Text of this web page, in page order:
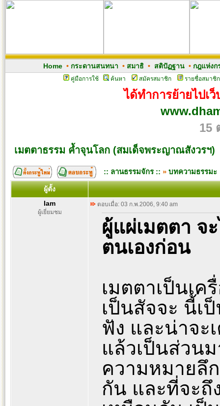
Home• กระดานสนทนา • สมาธิ• สติปัฏฐาน• กฎแห่งก
คู่มือการใช้ ค้นหา สมัครสมาชิก รายชื่อสมาชิก
ได้ทำการย้ายไปเ
15
เมตตาธรรม ค้ำจุนโลก (สมเด็จพระญาณสังวรฯ)
:: ลานธรรมจักร :: » บทความธรรมะ
ผู้ตั้ง
Iam
ผู้เยี่ยมชม
ตอบเมื่อ: 03 ก.พ.2006, 9:40 am
ผู้แผ่เมตตา จ
ตนเองก่อน
เมตตาเป็นเ
เป็นสัจจะ นี้เ
ฟัง และน่าจะ
แล้วเป็นส่วน
ความหมายลึ
กัน และที่จะถึ